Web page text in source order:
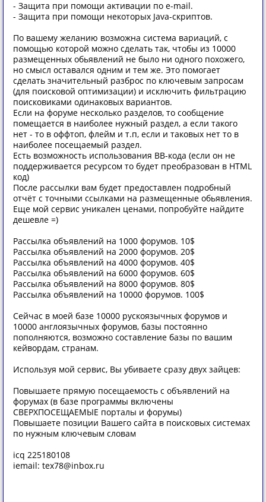
- Защита при помощи активации по e-mail.
- Защита при помощи некоторых Java-скриптов.
По вашему желанию возможна система вариаций, с
помощью которой можно сделать так, чтобы из 10000
размещенных обьявлений не было ни одного похожего,
но смысл оставался одним и тем же. Это помогает
сделать значительный разброс по ключевым запросам
(для поисковой оптимизации) и исключить фильтрацию
поисковиками одинаковых вариантов.
Если на форуме несколько разделов, то сообщение
помещается в наиболее нужный раздел, а если такого
нет - то в оффтоп, флейм и т.п, если и таковых нет то в
наиболее посещаемый раздел.
Есть возможность использования BB-кода (если он не
поддерживается ресурсом то будет преобразован в HTML
код)
После рассылки вам будет предоставлен подробный
отчёт с точными ссылками на размещенные обьявления.
Еще мой сервис уникален ценами, попробуйте найдите
дешевле =)
Рассылка объявлений на 1000 форумов. 10$
Рассылка объявлений на 2000 форумов. 20$
Рассылка объявлений на 4000 форумов. 40$
Рассылка объявлений на 6000 форумов. 60$
Рассылка объявлений на 8000 форумов. 80$
Рассылка объявлений на 10000 форумов. 100$
Сейчас в моей базе 10000 рускоязычных форумов и
10000 англоязычных форумов, базы постоянно
пополняются, возможно составление базы по вашим
кейвордам, странам.
Используя мой сервис, Вы убиваете сразу двух зайцев:
Повышаете прямую посещаемость с объявлений на
форумах (в базе программы включены
СВЕРХПОСЕЩАЕМЫЕ порталы и форумы)
Повышаете позиции Вашего сайта в поисковых системах
по нужным ключевым словам
icq 225180108
iemail: tex78@inbox.ru